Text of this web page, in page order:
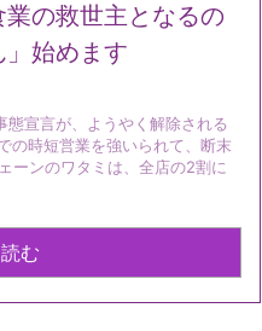
の救世主となるの
」始めます
態宣言が、ようやく解除される
の時短営業を強いられて、断末
ーンのワタミは、全店の2割に
む